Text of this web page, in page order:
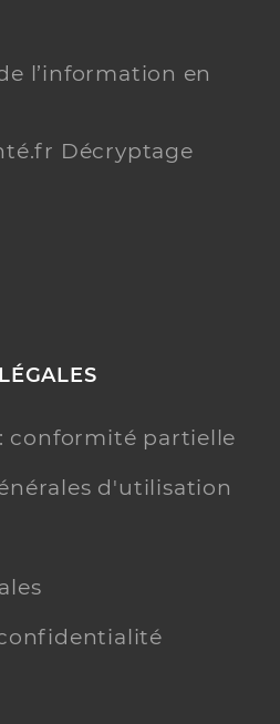
l’information en
Décryptage
conformité partielle
d'utilisation